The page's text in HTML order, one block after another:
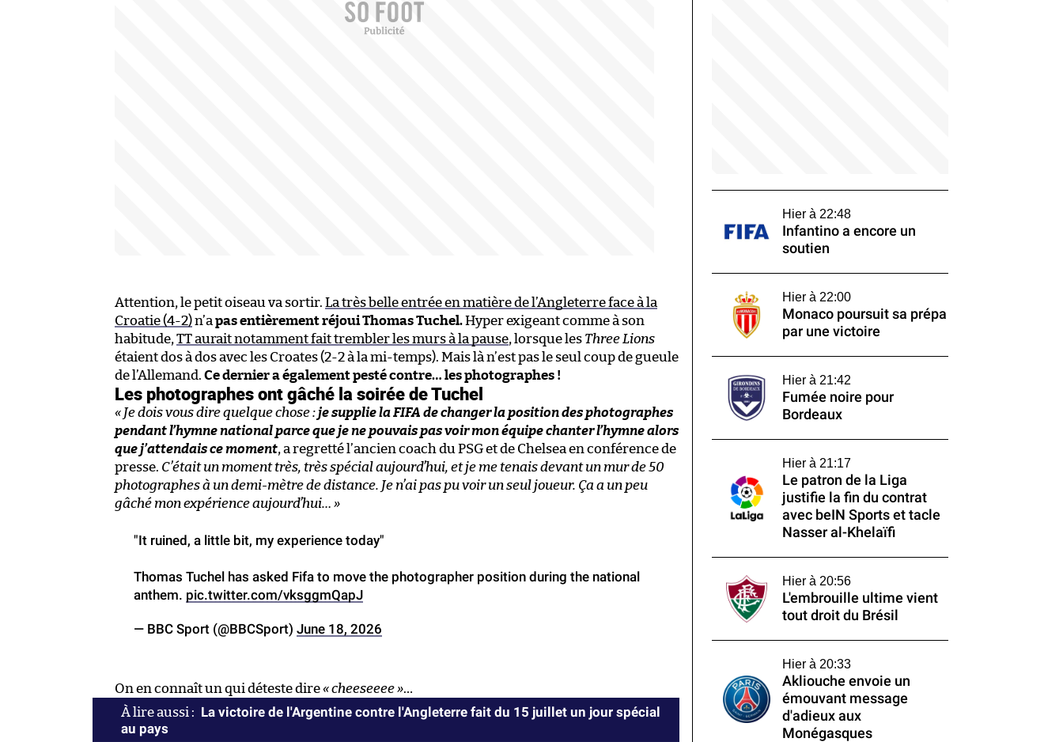
Attention, le petit oiseau va sortir. La très belle entrée en matière de l’Angleterre face à la
Croatie (4-2)n’a pas entièrement réjoui Thomas Tuchel.Hyper exigeant comme à son
habitude, TT aurait notamment fait trembler les murs à la pause, lorsque les Three Lions
étaient dos à dos avec les Croates (2-2 à la mi-temps). Mais là n’est pas le seul coup de gueule
de l’Allemand. Ce dernier a également pesté contre… les photographes !
Les photographes ont gâché la soirée de Tuchel
« Je dois vous dire quelque chose : je supplie la FIFA de changer la position des photographes
pendant l’hymne national parce que je ne pouvais pas voir mon équipe chanter l’hymne alors
que j’attendais ce moment, a regretté l’ancien coach du PSG et de Chelsea en conférence de
presse. C’était un moment très, très spécial aujourd’hui, et je me tenais devant un mur de 50
photographes à un demi-mètre de distance. Je n’ai pas pu voir un seul joueur. Ça a un peu
gâché mon expérience aujourd’hui… »
"It ruined, a little bit, my experience today"
Thomas Tuchel has asked Fifa to move the photographer position during the national
anthem. pic.twitter.com/vksggmQapJ
— BBC Sport (@BBCSport) June 18, 2026
On en connaît un qui déteste dire« cheeseeee »…
La victoire de l'Argentine contre l'Angleterre fait du 15 juillet un jour spécial
au pays
Hier à 22:48
Infantino a encore un
soutien
Hier à 22:00
Monaco poursuit sa prépa
par une victoire
Hier à 21:42
Fumée noire pour
Bordeaux
Hier à 21:17
Le patron de la Liga
justifie la fin du contrat
avec beIN Sports et tacle
Nasser al-Khelaïfi
Hier à 20:56
L'embrouille ultime vient
tout droit du Brésil
Hier à 20:33
Akliouche envoie un
émouvant message
d'adieux aux
Monégasques